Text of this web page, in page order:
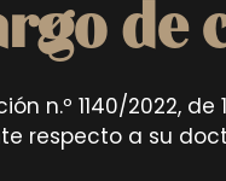
de
n.º 1140/2022,
respecto a su